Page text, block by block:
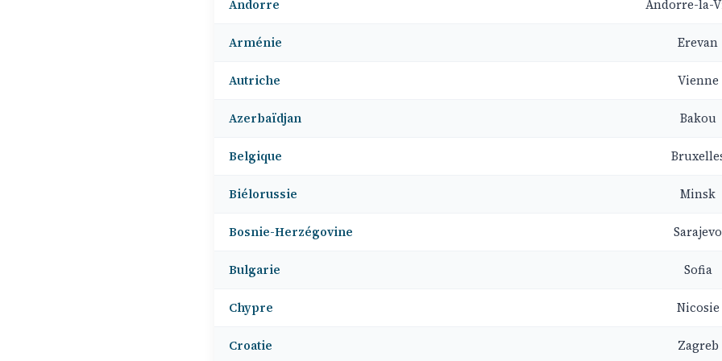
Andorre Andorre-la-
Arménie Erevan
Autriche Vienne
Azerbaïdjan Bakou
Belgique
Biélorussie Minsk
Bosnie-Herzégovine Sarajevo
Bulgarie Sofia
Chypre Nicosie
Croatie Zagreb